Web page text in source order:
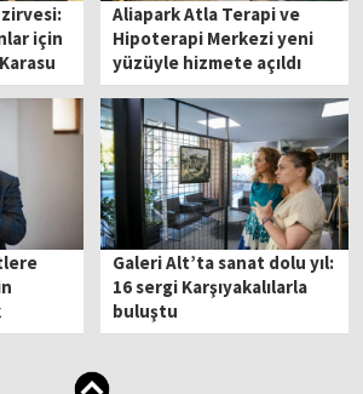
zirvesi:
için
Aliapark Atla Terapi ve
Hipoterapi Merkezi yeni
yüzüyle hizmete açıldı
Galeri Alt’ta sanat dolu yıl:
16 sergi Karşıyakalılarla
buluştu